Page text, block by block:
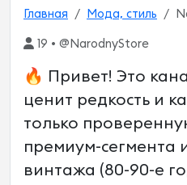
Главная Мода, стиль
19 • @NarodnyStore
🔥 Привет! Это
ценит редкость и
только
премиум-сегмента
винтажа (80-90-е